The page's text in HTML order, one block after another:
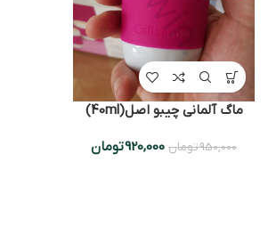
ماگ آلمانی چیبو اصل(40ml)
950,000تومان 920,000تومان